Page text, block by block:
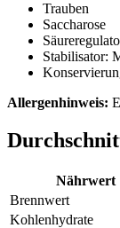
Trauben
Saccharose
Stabilisator:
Allergenhinweis:
Nährwert
Brennwert
Kohlenhydrate